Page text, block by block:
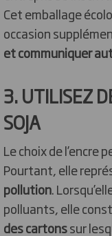
Cet emballage
occasion
et communiquer
3. UTILISEZ
SOJA
Le choix de l’encre
Pourtant, elle
pollution.
polluants, elle
des cartonssur